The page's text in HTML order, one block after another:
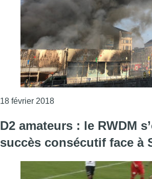
18 février 2018Consulter l'article
D2 amateurs : le RWDM
succès consécutif face à